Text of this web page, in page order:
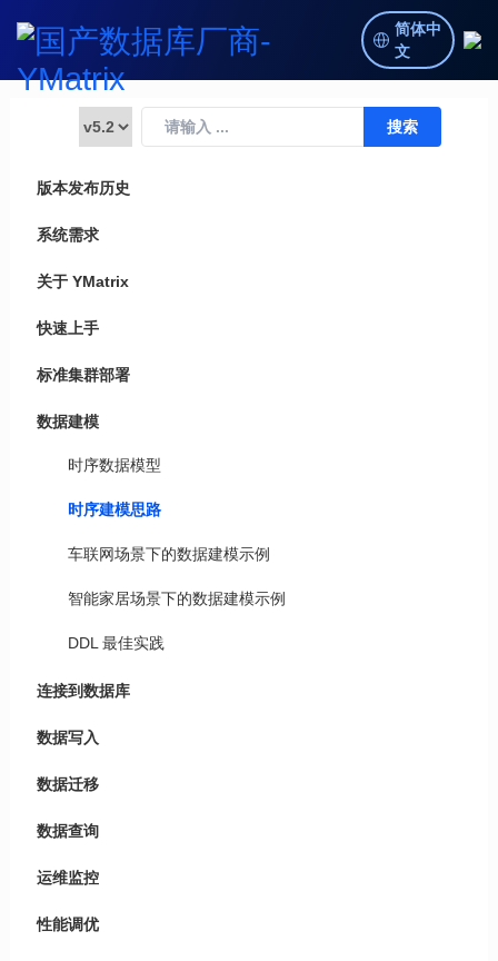
简体中
文
版本发布历史
系统需求
关于 YMatrix
快速上手
标准集群部署
数据建模
时序数据模型
时序建模思路
车联网场景下的数据建模示例
智能家居场景下的数据建模示例
DDL 最佳实践
连接到数据库
数据写入
数据迁移
数据查询
运维监控
性能调优